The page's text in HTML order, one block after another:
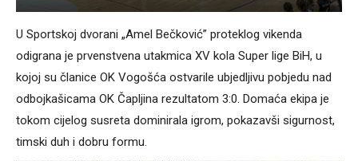
U Sportskoj dvorani „Amel Bečković” proteklog vikenda
odigrana je prvenstvena utakmica XV kola Super lige BiH, u
kojoj su članice OK Vogošća ostvarile ubjedljivu pobjedu nad
odbojkašicama OK Čapljina rezultatom 3:0. Domaća ekipa je
tokom cijelog susreta dominirala igrom, pokazavši sigurnost,
timski duh i dobru formu.